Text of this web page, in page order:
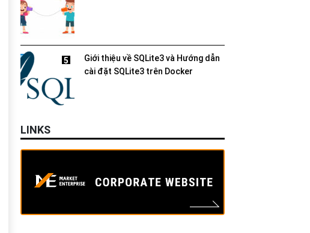
5
Giới thiệu về SQLite3 và Hướng dẫn
cài đặt SQLite3 trên Docker
LINKS